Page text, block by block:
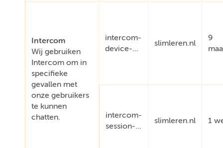
Intercom
Wij gebruiken
Intercom om in
specifieke
gevallen met
onze gebruikers
te kunnen
chatten.
intercom-
device-...
slimleren.nl
9
intercom-
session-...
slimleren.nl 1